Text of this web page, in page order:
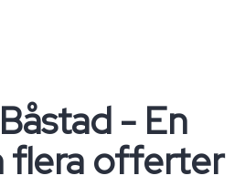
- En
flera offerter